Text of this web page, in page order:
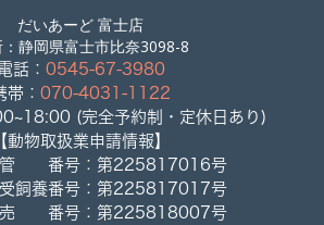
だいあーど 富士店
静岡県富士市比奈3098-8
話： 0545-67-3980
帯： 070-4031-1122
(完全予約制・定休日あり)
【動物取扱業申請情報】
管 番号：第225817016号
飼養番号：第225817017号
売 番号：第225818007号